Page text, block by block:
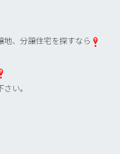
、分譲住宅を探すなら
い。